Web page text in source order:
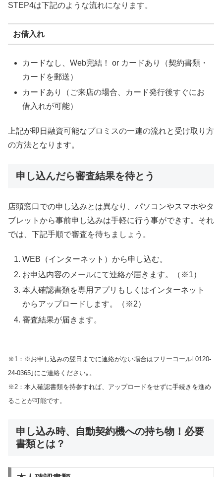
STEP4は下記のような流れになります。
お借入れ
カードなし、Web完結！ or カードあり（契約書類・
カードを郵送）
カードあり（ご来店の場合、カード発行後すぐにお
借入れが可能）
上記が即日融資可能なプロミスの一連の流れと受け取り方
の方法となります。
申し込んだら審査結果を待とう
店頭窓口での申し込みとは異なり、パソコンやスマホやタ
ブレットから事前申し込みは手軽に行う事ができす。それ
では、下記手順で審査を待ちましょう。
WEB（インターネット）から申し込む。
お申込内容のメールにて連絡が届きます。（※1）
本人確認書類を専用アプリもしくはインターネット
からアップロードします。（※2）
審査結果が届きます。
※1：※お申し込みの翌日までに連絡がない場合はフリーコール｢0120-
24-0365｣にご連絡ください｡。
※2：本人確認書類を持参すれば、アップロードをせずに手続きを進め
ることが可能です。
申し込み時、自動契約機への持ち物！必要
書類とは？